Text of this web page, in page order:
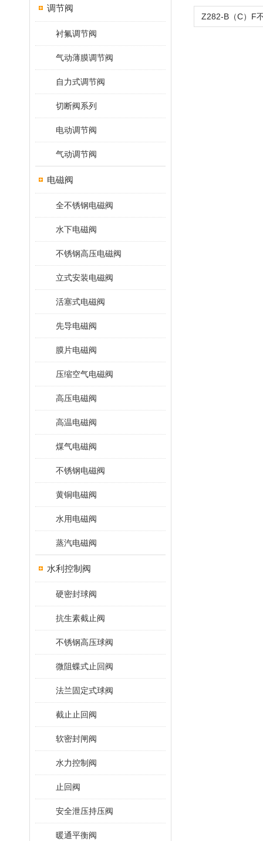
调节阀
衬氟调节阀
气动薄膜调节阀
自力式调节阀
切断阀系列
电动调节阀
气动调节阀
电磁阀
全不锈钢电磁阀
水下电磁阀
不锈钢高压电磁阀
立式安装电磁阀
活塞式电磁阀
先导电磁阀
膜片电磁阀
压缩空气电磁阀
高压电磁阀
高温电磁阀
煤气电磁阀
不锈钢电磁阀
黄铜电磁阀
水用电磁阀
蒸汽电磁阀
水利控制阀
硬密封球阀
抗生素截止阀
不锈钢高压球阀
微阻蝶式止回阀
法兰固定式球阀
截止止回阀
软密封闸阀
水力控制阀
止回阀
安全泄压持压阀
暖通平衡阀